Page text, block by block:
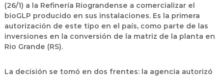
(26/1) a la Refinería Riograndense a comercializar el
bioGLP producido en sus instalaciones. Es la primera
autorización de este tipo en el país, como parte de las
inversiones en la conversión de la matriz de la planta en
Rio Grande (RS).
La decisión se tomó en dos frentes: la agencia autorizó